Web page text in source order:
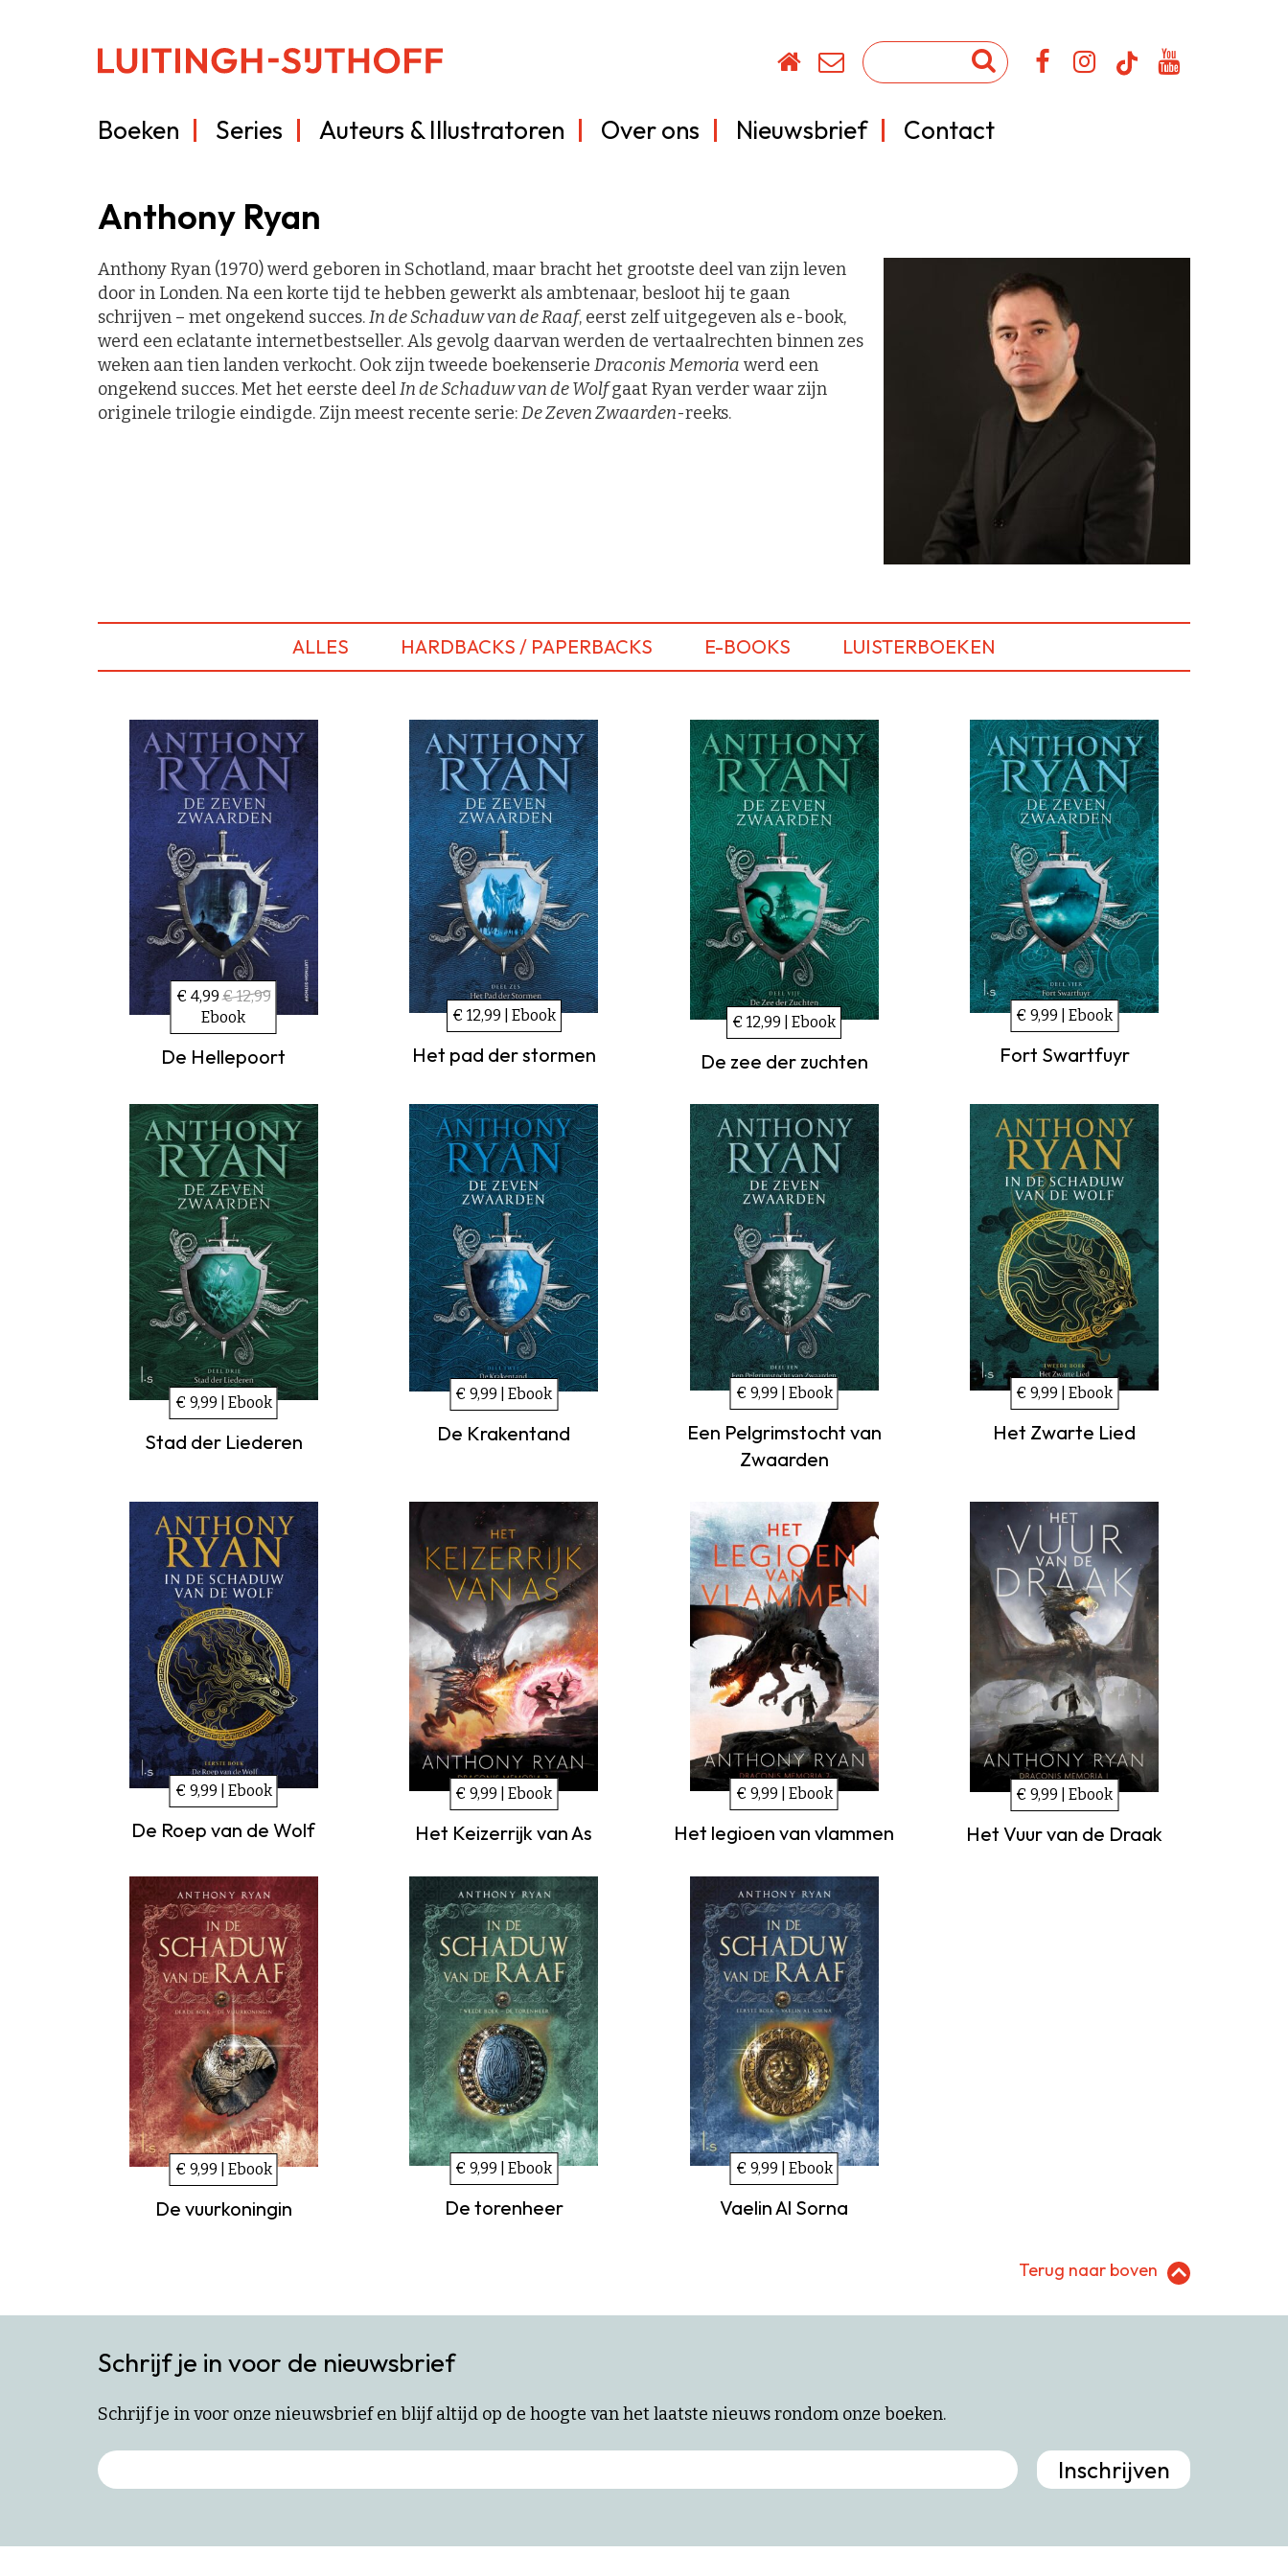
Boeken Series Auteurs & Illustratoren Over ons Nieuwsbrief Contact
Anthony Ryan
Anthony Ryan (1970) werd geboren in Schotland, maar bracht het grootste deel van zijn leven
door in Londen. Na een korte tijd te hebben gewerkt als ambtenaar, besloot hij te gaan
schrijven – met ongekend succes.In de Schaduw van de Raaf, eerst zelf uitgegeven als e-book,
werd een eclatante internetbestseller. Als gevolg daarvan werden de vertaalrechten binnen zes
weken aan tien landen verkocht. Ook zijn tweede boekenserie Draconis Memoria werd een
ongekend succes. Met het eerste deelIn de Schaduw van de Wolfgaat Ryan verder waar zijn
originele trilogie eindigde. Zijn meest recente serie:De Zeven Zwaarden-reeks.
ALLES HARDBACKS / PAPERBACKS E-BOOKS LUISTERBOEKEN
€ 4,99€ 12,99
Ebook
De Hellepoort
€ 12,99 | Ebook
Het pad der stormen
€ 12,99 | Ebook
De zee der zuchten
€ 9,99 | Ebook
Fort Swartfuyr
€ 9,99 | Ebook
Stad der Liederen
€ 9,99 | Ebook
De Krakentand
€ 9,99 | Ebook
Een Pelgrimstocht van
Zwaarden
€ 9,99 | Ebook
Het Zwarte Lied
€ 9,99 | Ebook
De Roep van de Wolf
€ 9,99 | Ebook
Het Keizerrijk van As
€ 9,99 | Ebook
Het legioen van vlammen
€ 9,99 | Ebook
Het Vuur van de Draak
€ 9,99 | Ebook
De vuurkoningin
€ 9,99 | Ebook
De torenheer
€ 9,99 | Ebook
Vaelin Al Sorna
Terug naar boven
Schrijf je in voor de nieuwsbrief
Schrijf je in voor onze nieuwsbrief en blijf altijd op de hoogte van het laatste nieuws rondom onze boeken.